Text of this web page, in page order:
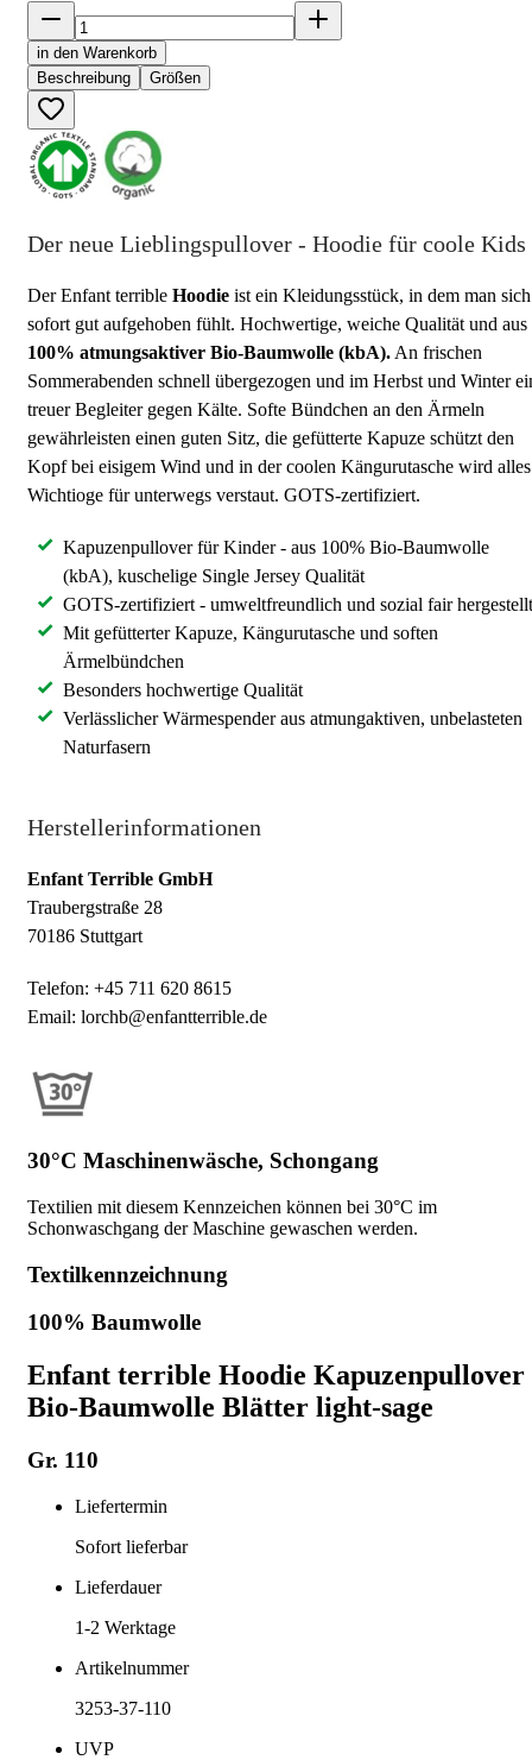
in den Warenkorb
Beschreibung
Größen
Der neue Lieblingspullover - Hoodie für coole Kids
Der Enfant terrible Hoodie ist ein Kleidungsstück, in dem man sich
sofort gut aufgehoben fühlt. Hochwertige, weiche Qualität und aus
100% atmungsaktiver Bio-Baumwolle (kbA). An frischen
Sommerabenden schnell übergezogen und im Herbst und Winter
treuer Begleiter gegen Kälte. Softe Bündchen an den Ärmeln
gewährleisten einen guten Sitz, die gefütterte Kapuze schützt den
Kopf bei eisigem Wind und in der coolen Kängurutasche wird alles
Wichtioge für unterwegs verstaut. GOTS-zertifiziert.
Kapuzenpullover für Kinder - aus 100% Bio-Baumwolle
(kbA), kuschelige Single Jersey Qualität
GOTS-zertifiziert - umweltfreundlich und sozial fair hergestellt
Mit gefütterter Kapuze, Kängurutasche und soften
Ärmelbündchen
Besonders hochwertige Qualität
Verlässlicher Wärmespender aus atmungaktiven, unbelasteten
Naturfasern
Herstellerinformationen
Enfant Terrible GmbH
Traubergstraße 28
70186 Stuttgart
Telefon: +45 711 620 8615
Email: lorchb@enfantterrible.de
30°C Maschinenwäsche, Schongang
Textilien mit diesem Kennzeichen können bei 30°C im
Schonwaschgang der Maschine gewaschen werden.
Textilkennzeichnung
100% Baumwolle
Enfant terrible Hoodie Kapuzenpullover
Bio-Baumwolle Blätter light-sage
Gr. 110
Liefertermin
Sofort lieferbar
Lieferdauer
1-2 Werktage
Artikelnummer
3253-37-110
UVP